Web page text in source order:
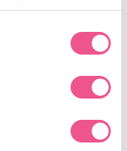
vilken dramatisk